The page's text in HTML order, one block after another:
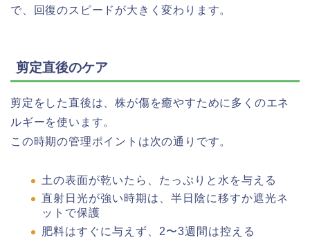
で、回復のスピードが大きく変わります。
剪定直後のケア
剪定をした直後は、株が傷を癒やすために多くのエネ
ルギーを使います。
この時期の管理ポイントは次の通りです。
土の表面が乾いたら、たっぷりと水を与える
直射日光が強い時期は、半日陰に移すか遮光ネ
ットで保護
肥料はすぐに与えず、2〜3週間は控える